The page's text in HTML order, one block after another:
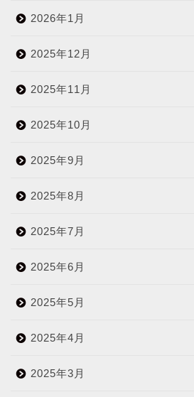
2026年1月
2025年12月
2025年11月
2025年10月
2025年9月
2025年8月
2025年7月
2025年6月
2025年5月
2025年4月
2025年3月